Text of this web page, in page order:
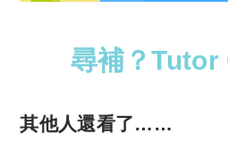
尋補？Tutor
其他人還看了……